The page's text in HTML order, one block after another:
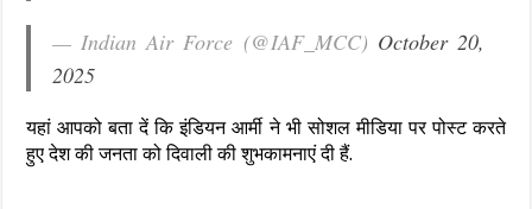
— Indian Air Force (@IAF_MCC) October 20,
2025
यहां आपको बता दें कि इंडियन आर्मी ने भी सोशल मीडिया पर पोस्ट करते
हुए देश की जनता को दिवाली की शुभकामनाएं दी हैं.